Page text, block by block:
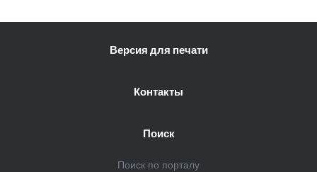
Версия для печати
Контакты
Поиск
Поиск по порталу